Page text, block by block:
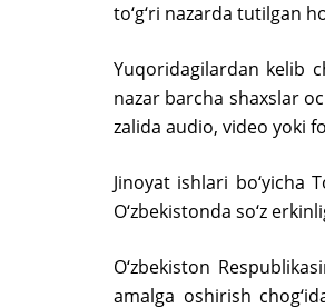
to‘g‘ri nazarda tutilgan
Yuqoridagilardan kelib
nazar barcha shaxslar
zalida audio, video yoki
Jinoyat ishlari bo‘yicha
O‘zbekistonda so‘z
O‘zbekiston
amalga oshirish